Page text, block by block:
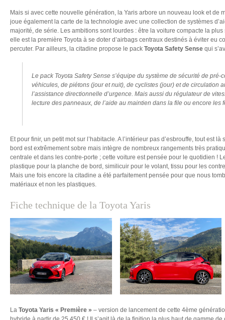
Mais si avec cette nouvelle génération, la Yaris arbore un nouveau look et de
joue également la carte de la technologie avec une collection de systèmes
majorité, de série. Les ambitions sont lourdes : être la voiture compacte la
elle est la première Toyota à se doter d’airbags centraux destinés à éviter eu
percuter. Par ailleurs, la citadine propose le pack Toyota Safety Sense qui
Le pack Toyota Safety Sense s’équipe du système de sécurité de
véhicules, de piétons (jour et nuit), de cyclistes (jour) et de circulation
l’assistance directionnelle d’urgence. Mais aussi du régulateur de
lecture des panneaux, de l’aide au maintien dans la file ou encore les
Et pour finir, un petit mot sur l’habitacle. A l’intérieur pas d’esbrouffe, tout est
bord est extrêmement sobre mais intègre de nombreux rangements très
centrale et dans les contre-porte ; cette voiture est pensée pour le quotidien !
plastique pour la planche de bord, similicuir pour le volant, tissu pour les
Mais une fois encore la citadine a été parfaitement pensée pour que nous
matériaux et non les plastiques.
Fiche technique de la Toyota Yaris
La Toyota Yaris « Première » – version de lancement de cette 4ème